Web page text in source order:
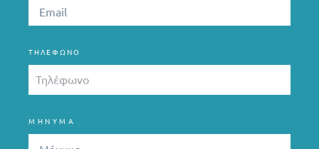
ΤΗΛΈΦΩΝΟ
ΜΗΝΥΜΑ